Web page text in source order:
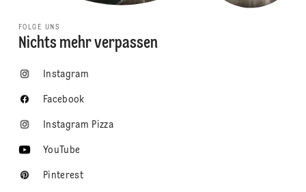
FOLGE UNS
Nichts mehr verpassen
Instagram
Facebook
Instagram Pizza
YouTube
Pinterest